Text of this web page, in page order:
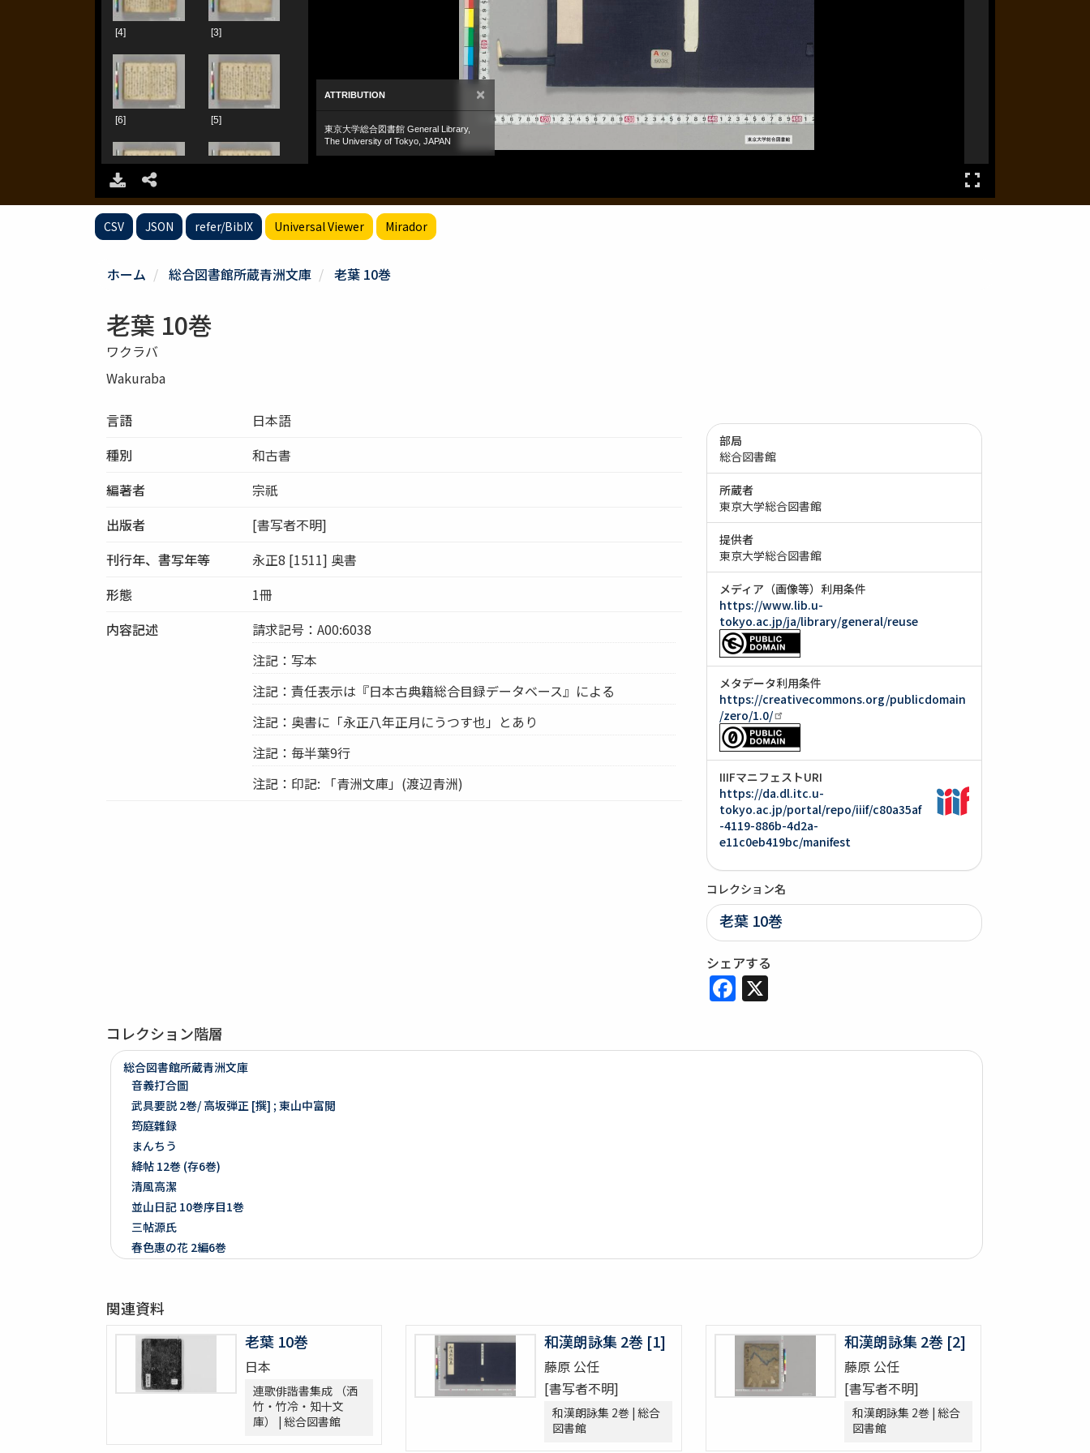
CSV JSON refer/BibIX Universal Viewer Mirador
ホーム 総合図書館所蔵青洲文庫 老葉 10巻
老葉 10巻
ワクラバ
Wakuraba
言語
日本語
種別
和古書
編著者
宗祇
出版者
[書写者不明]
刊行年、書写年等
永正8 [1511] 奥書
形態
1冊
内容記述
請求記号：A00:6038
注記：写本
注記：責任表示は『日本古典籍総合目録データベース』による
注記：奥書に「永正八年正月にうつす也」とあり
注記：毎半葉9行
注記：印記: 「青洲文庫」(渡辺青洲)
部局
総合図書館
所蔵者
東京大学総合図書館
提供者
東京大学総合図書館
メディア（画像等）利用条件
https://www.lib.u-
tokyo.ac.jp/ja/library/general/reuse
メタデータ利用条件
https://creativecommons.org/publicdomain
/zero/1.0/
IIIFマニフェストURI
https://da.dl.itc.u-
tokyo.ac.jp/portal/repo/iiif/c80a35af
-4119-886b-4d2a-
e11c0eb419bc/manifest
コレクション名
老葉 10巻
シェアする
Facebook
X
コレクション階層
総合図書館所蔵青洲文庫
音義打合圖
武具要説 2巻/ 高坂弾正 [撰] ; 東山中富閲
筠庭雜録
まんちう
絳帖 12巻 (存6巻)
清風高潔
並山日記 10巻序目1巻
三帖源氏
春色惠の花 2編6巻
春色梅兒與美 4編12巻
春色梅美婦祢 5編15巻
竒品家雅見 3巻附録1巻
好色一代女 6巻
新うす雪物語 5巻
関連資料
老葉 10巻
日本
連歌俳諧書集成 （洒
竹・竹冷・知十文
庫） | 総合図書館
和漢朗詠集 2巻 [1]
藤原 公任
[書写者不明]
和漢朗詠集 2巻 | 総合
図書館
和漢朗詠集 2巻 [2]
藤原 公任
[書写者不明]
和漢朗詠集 2巻 | 総合
図書館